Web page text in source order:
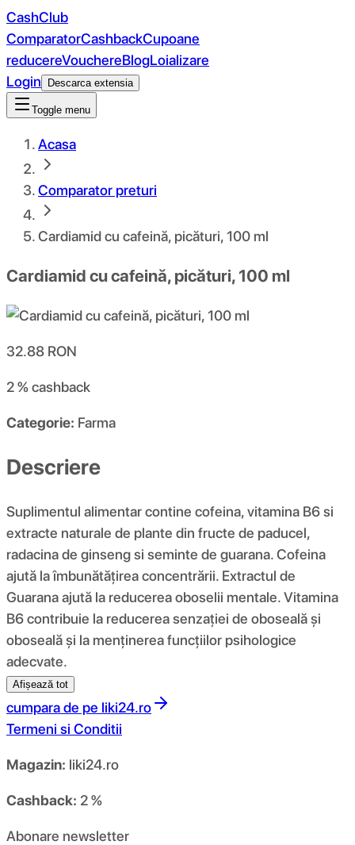
CashClub
ComparatorCashbackCupoane
reducereVouchereBlogLoializare
Login
Descarca extensia
Toggle menu
Acasa
Comparator preturi
Cardiamid cu cafeină, picături, 100 ml
Cardiamid cu cafeină, picături, 100 ml
32.88 RON
2 %cashback
Categorie: Farma
Descriere
Suplimentul alimentar contine cofeina, vitamina B6 si
extracte naturale de plante din fructe de paducel,
radacina de ginseng si seminte de guarana. Cofeina
ajută la îmbunătățirea concentrării. Extractul de
Guarana ajută la reducerea oboselii mentale. Vitamina
B6 contribuie la reducerea senzației de oboseală și
oboseală și la menținerea funcțiilor psihologice
adecvate.
Afișează tot
cumpara de pe liki24.ro
Termeni si Conditii
Magazin: liki24.ro
Cashback: 2 %
Abonare newsletter